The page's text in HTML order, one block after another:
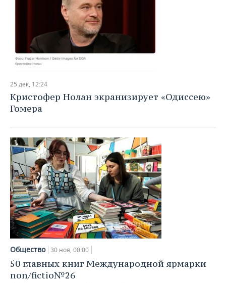
25 дек, 12:24
Кристофер Нолан экранизирует «Одиссею»
Гомера
Общество 30 ноя, 00:00
50 главных книг Международной ярмарки
non/fictio№26